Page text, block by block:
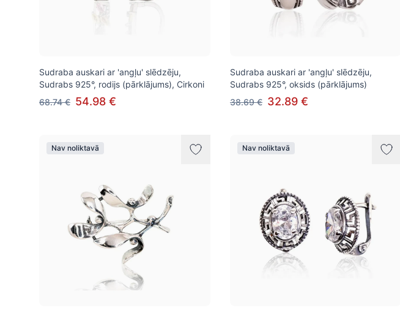
Sudraba auskari ar 'angļu' slēdzēju,
Sudrabs 925°, rodijs (pārklājums), Cirkoni
68.74 € 54.98 €
Sudraba auskari ar 'angļu' slēdzēju,
Sudrabs 925°, oksids (pārklājums)
38.69 € 32.89 €
Nav noliktavā Nav noliktavā